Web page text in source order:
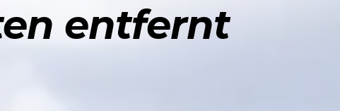
entfernt